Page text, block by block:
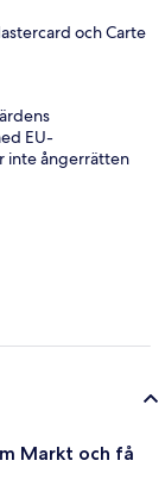
och Carte
EU-
inte ångerrätten
Markt och få